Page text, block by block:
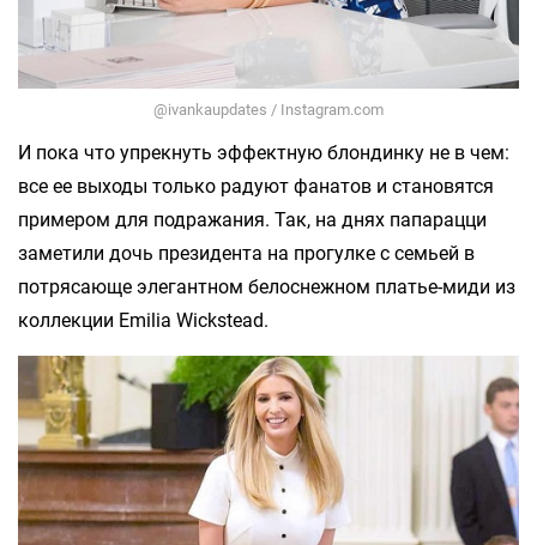
@ivankaupdates / Instagram.com
И пока что упрекнуть эффектную блондинку не в чем:
все ее выходы только радуют фанатов и становятся
примером для подражания. Так, на днях папарацци
заметили дочь президента на прогулке с семьей в
потрясающе элегантном белоснежном платье-миди из
коллекции Emilia Wickstead.